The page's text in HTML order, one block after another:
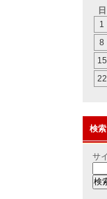
日
1
8
15
22
検索
サ